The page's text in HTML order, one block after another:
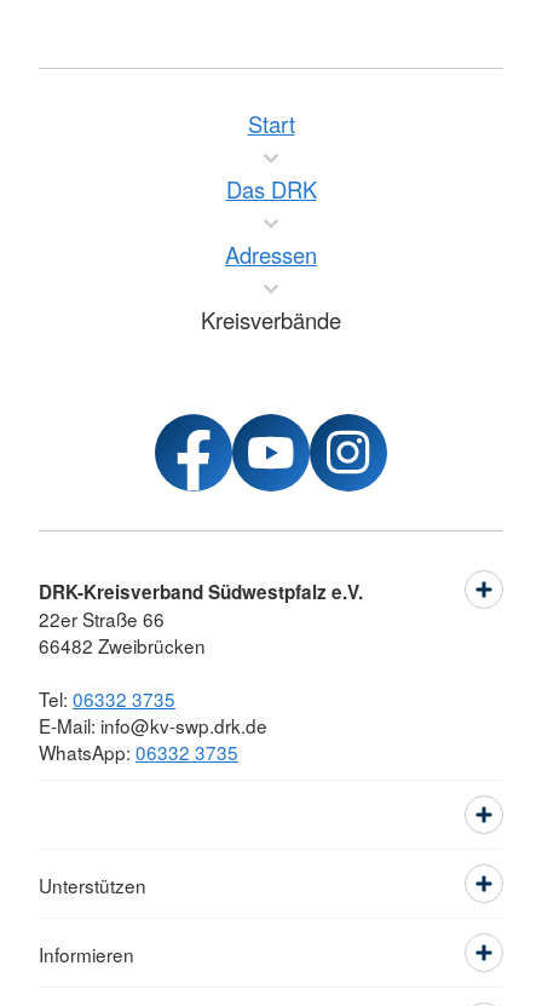
Start
Das DRK
Adressen
Kreisverbände
DRK-Kreisverband Südwestpfalz e.V.
22er Straße 66
66482 Zweibrücken
Tel: 06332 3735
E-Mail: info@kv-swp.drk.de
WhatsApp: 06332 3735
Unterstützen
Informieren